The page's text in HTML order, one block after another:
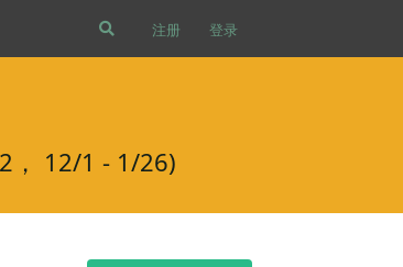
注册 登录
， 12/1 - 1/26)